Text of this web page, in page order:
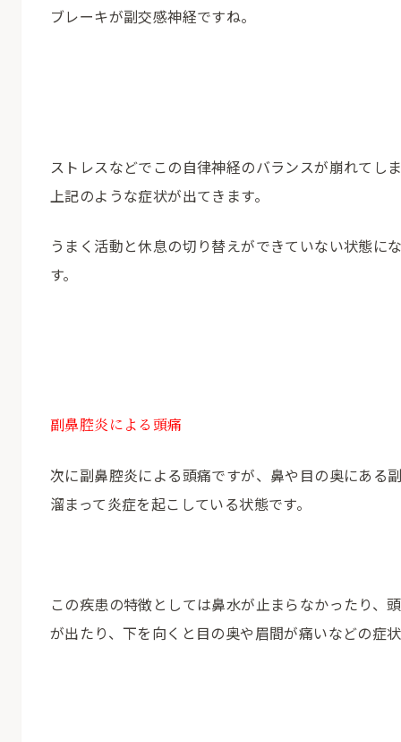
ブレーキが副交感神経ですね。
ストレスなどでこの自律神経のバランスが崩れてし
上記のような症状が出てきます。
うまく活動と休息の切り替えができていない状態に
す。
副鼻腔炎による頭痛
次に副鼻腔炎による頭痛ですが、鼻や目の奥にある
溜まって炎症を起こしている状態です。
この疾患の特徴としては鼻水が止まらなかったり、
が出たり、下を向くと目の奥や眉間が痛いなどの症